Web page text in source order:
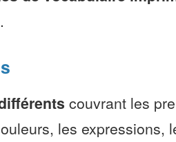
couvrant les
les expressions,